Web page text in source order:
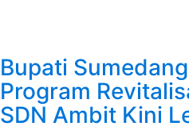
Bupati
Program
SDN Ambit Kini